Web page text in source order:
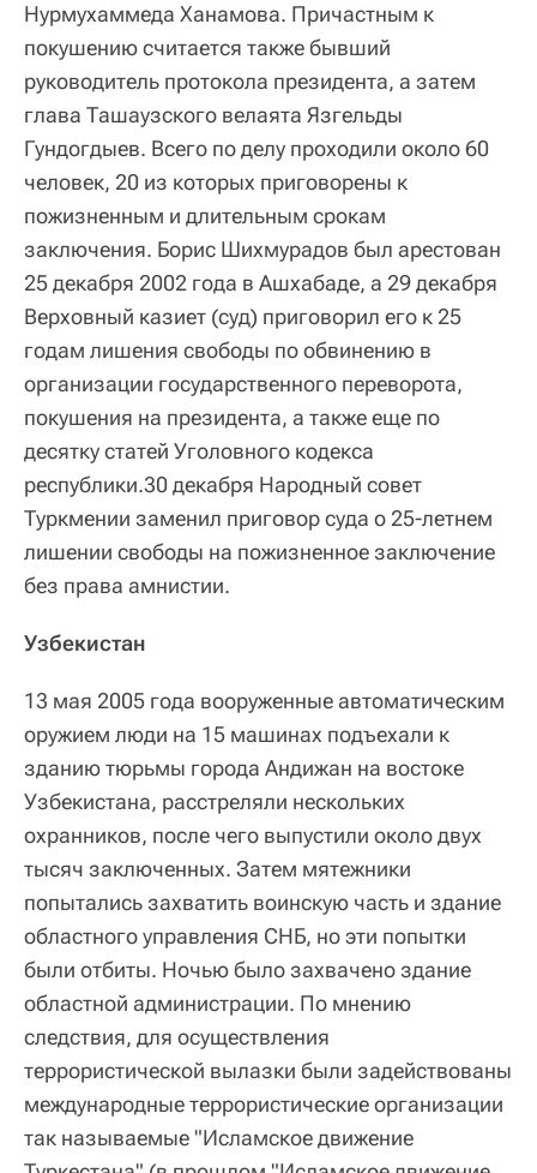
Нурмухаммеда Ханамова. Причастным к
покушению считается также бывший
руководитель протокола президента, а затем
глава Ташаузского велаята Язгельды
Гундогдыев. Всего по делу проходили около 60
человек, 20 из которых приговорены к
пожизненным и длительным срокам
заключения. Борис Шихмурадов был арестован
25 декабря 2002 года в Ашхабаде, а 29 декабря
Верховный казиет (суд) приговорил его к 25
годам лишения свободы по обвинению в
организации государственного переворота,
покушения на президента, а также еще по
десятку статей Уголовного кодекса
республики.30 декабря Народный совет
Туркмении заменил приговор суда о 25-летнем
лишении свободы на пожизненное заключение
без права амнистии.
Узбекистан
13 мая 2005 года вооруженные автоматическим
оружием люди на 15 машинах подъехали к
зданию тюрьмы города Андижан на востоке
Узбекистана, расстреляли нескольких
охранников, после чего выпустили около двух
тысяч заключенных. Затем мятежники
попытались захватить воинскую часть и здание
областного управления СНБ, но эти попытки
были отбиты. Ночью было захвачено здание
областной администрации. По мнению
следствия, для осуществления
террористической вылазки были задействованы
международные террористические организации
так называемые "Исламское движение